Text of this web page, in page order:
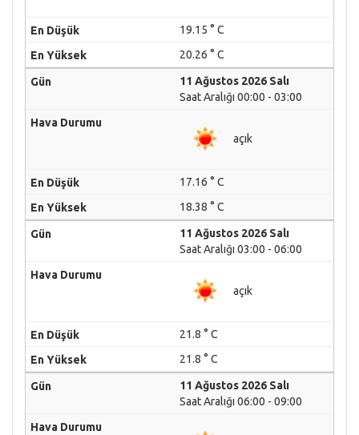
19.15 ° C
20.26 ° C
11 Ağustos 2026 Salı
Saat Aralığı 00:00 - 03:00
açık
17.16 ° C
18.38 ° C
11 Ağustos 2026 Salı
Saat Aralığı 03:00 - 06:00
açık
21.8 ° C
21.8 ° C
11 Ağustos 2026 Salı
Saat Aralığı 06:00 - 09:00